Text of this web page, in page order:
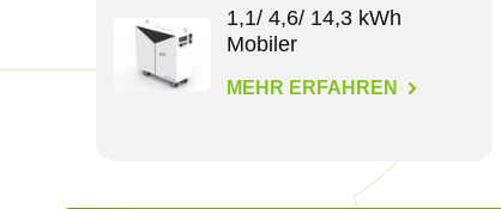
1,1/ 4,6/ 14,3 kWh
Mobiler
MEHR ERFAHREN